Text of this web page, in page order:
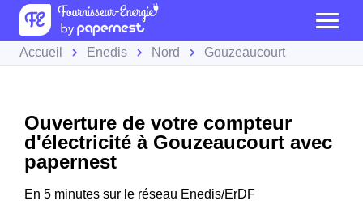
Accueil Enedis Nord Gouzeaucourt